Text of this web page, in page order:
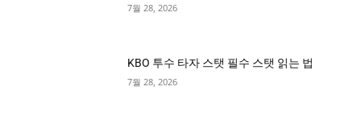
7월 28, 2026
KBO 투수 타자 스탯 필수 스탯 읽는 법
7월 28, 2026